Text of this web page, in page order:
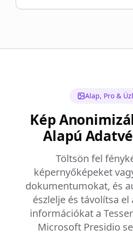
Alap, Pro &
Kép
Alapú
Töltsön fel
képernyőképeket
dokumentumokat, és
észlelje és távolítsa el
információkat a
Microsoft Presidio